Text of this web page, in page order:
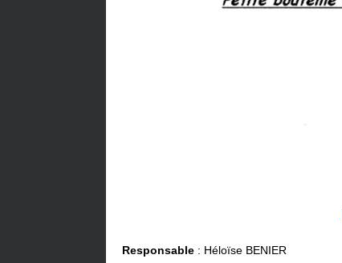
Responsable : Héloïse BENIER